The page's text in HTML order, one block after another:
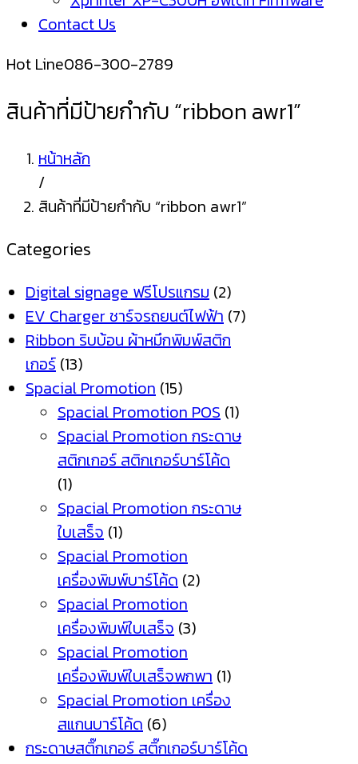
Contact Us
Hot Line086-300-2789
สินค้าที่มีป้ายกำกับ “ribbon awr1”
หน้าหลัก
/
สินค้าที่มีป้ายกำกับ “ribbon awr1”
Categories
Digital signage ฟรีโปรแกรม (2)
EV Charger ชาร์จรถยนต์ไฟฟ้า (7)
Ribbon ริบบ้อน ผ้าหมึกพิมพ์สติก
เกอร์ (13)
Spacial Promotion (15)
Spacial Promotion POS (1)
Spacial Promotion กระดาษ
สติกเกอร์ สติกเกอร์บาร์โค้ด
(1)
Spacial Promotion กระดาษ
ใบเสร็จ (1)
Spacial Promotion
เครื่องพิมพ์บาร์โค้ด (2)
Spacial Promotion
เครื่องพิมพ์ใบเสร็จ (3)
Spacial Promotion
เครื่องพิมพ์ใบเสร็จพกพา (1)
Spacial Promotion เครื่อง
สแกนบาร์โค้ด (6)
กระดาษสติ๊กเกอร์ สติ๊กเกอร์บาร์โค้ด